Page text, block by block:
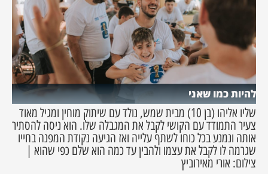
להיות כמו שאני
שליו אליהו (בן 10) מבית שמש, נולד עם שיתוק מוחין ומגיל מאוד
צעיר התמודד עם הקושי לקבל את המגבלה שלו. הוא ניסה להסתיר
אותה ונמנע בכל כוחו לשתף עלייה ואז הגיעה נקודת המפנה בחייו
שגרמה לו לקבל את עצמו ולהבין עד כמה הוא שלם כפי שהוא |
צילום: אורי מאירוביץ